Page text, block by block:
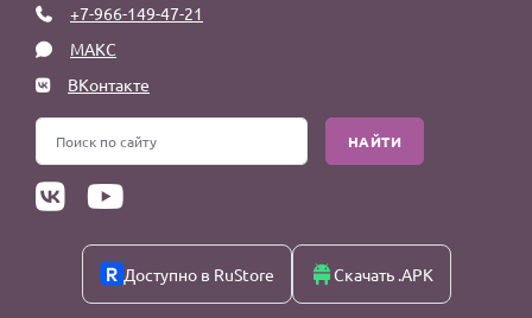
+7-966-149-47-21
МАКС
ВКонтакте
НАЙТИ
Доступно в RuStore Скачать .APK